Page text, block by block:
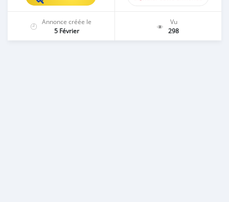
Annonce créée le
5 Février
Vu
298